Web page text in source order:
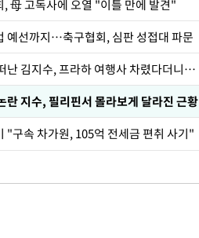
, 母 고독사에 오열 "이틀 만에 발견"
예선까지…축구협회, 심판 성접대 파문
난 김지수, 프라하 여행사 차렸다더니…
란 지수, 필리핀서 몰라보게 달라진 근황
"구속 차가원, 105억 전세금 편취 사기"